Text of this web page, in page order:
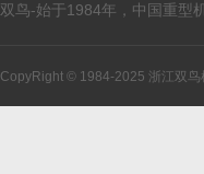
双鸟-始于1984年，中国重型
CopyRight © 1984-2025 浙江双